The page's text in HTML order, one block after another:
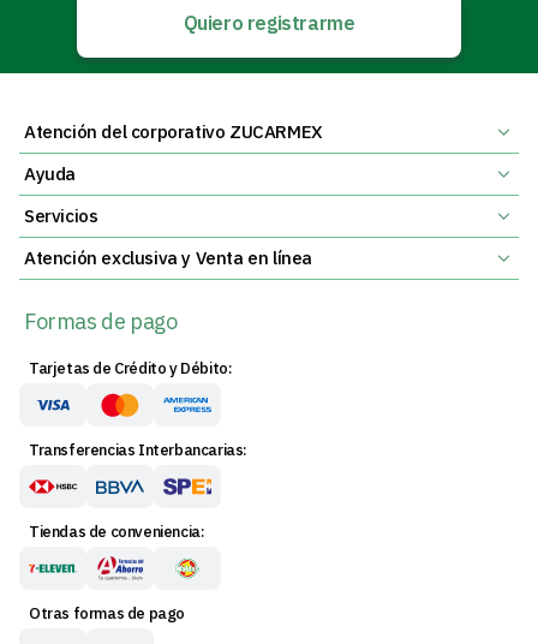
Quiero registrarme
Atención del corporativo ZUCARMEX
Ayuda
Servicios
Atención exclusiva y Venta en línea
Formas de pago
Tarjetas de Crédito y Débito:
Transferencias Interbancarias:
Tiendas de conveniencia:
Otras formas de pago